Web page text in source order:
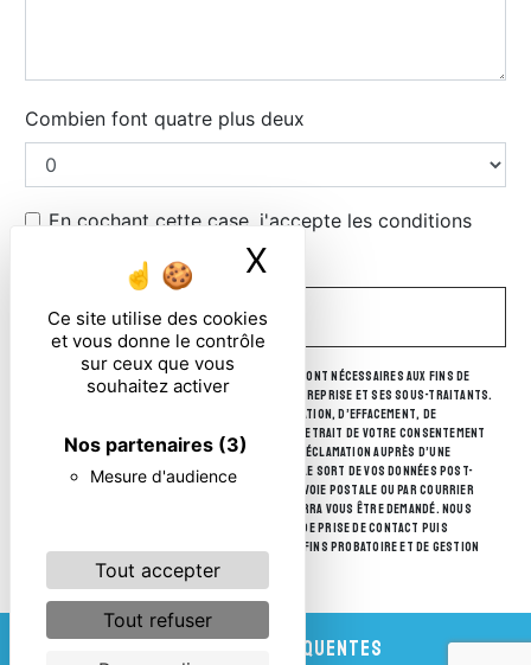
Ce site utilise des cookies
et vous donne le contrôle
sur ceux que vous
souhaitez activer
Nos partenaires (3)
Mesure d'audience
Tout accepter
Tout refuser
X
Combien font quatre plus deux
En cochant cette case, j'accepte les conditions
particulières ci-dessous **
ENVOYER
** Les données personnelles communiquées sont nécessaires aux fins de
vous contacter. Elles sont destinées à l'entreprise et ses sous-traitants.
Vous disposez de droits d’accès, de rectification, d’effacement, de
portabilité, de limitation, d’opposition, de retrait de votre consentement
à tout moment et du droit d’introduire une réclamation auprès d’une
autorité de contrôle, ainsi que d’organiser le sort de vos données post-
mortem. Vous pouvez exercer ces droits par voie postale ou par courrier
électronique. Un justificatif d'identité pourra vous être demandé. Nous
conservons vos données pendant la période de prise de contact puis
pendant la durée de prescription légale aux fins probatoire et de gestion
des contentieux.
RECHERCHES FRÉQUENTES